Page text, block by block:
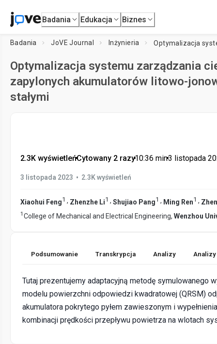
Badania Edukacja Biznes
Badania JoVE Journal Inżynieria
Optymalizacja systemu zarządzania
zapylonych akumulatorów litowo-
stałymi
2.3K wyświetleń•Cytowany 2 razy•10:36 min•3 listopada
3 listopada 2023 • 2.3K wyświetleń
Xiaohui Feng1 , Zhenzhe Li1 , Shujiao Pang1 , Ming Ren1 ,
1 College of Mechanical and Electrical Engineering, Wenzhou
Podsumowanie Transkrypcja Analizy
Tutaj prezentujemy adaptacyjną metodę symulowanego
modelu powierzchni odpowiedzi kwadratowej (QRSM)
akumulatora pokrytego pyłem zawieszonym i
kombinacji prędkości przepływu powietrza na wlotach